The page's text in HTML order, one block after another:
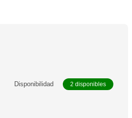
Disponibilidad 2 disponibles